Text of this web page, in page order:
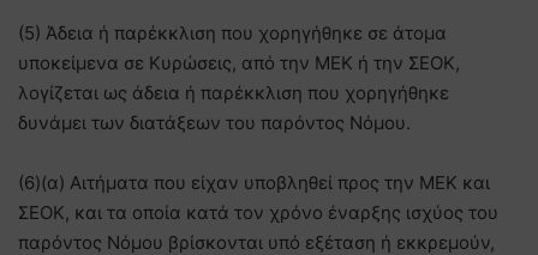
(5) Άδεια ή παρέκκλιση που χορηγήθηκε σε άτομα
υποκείμενα σε Κυρώσεις, από την ΜΕΚ ή την ΣΕΟΚ,
λογίζεται ως άδεια ή παρέκκλιση που χορηγήθηκε
δυνάμει των διατάξεων του παρόντος Νόμου.
(6)(α) Αιτήματα που είχαν υποβληθεί προς την ΜΕΚ και
ΣΕΟΚ, και τα οποία κατά τον χρόνο έναρξης ισχύος του
παρόντος Νόμου βρίσκονται υπό εξέταση ή εκκρεμούν,